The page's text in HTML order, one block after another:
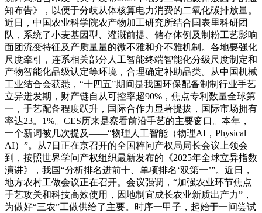
知布告》，以便于分歧从体核算电力消费的二氧化碳排放量。
近日，中国农业科学院农产物加工研究所结合国表里科研团
队，系统了小麦基因型、灌溉前提、储存体例及制粉工艺影响
面团流变特征及产质量量的微不雅和介不雅机制。各地要强化
尺度牵引，连系相关部分人工智能终端智能化分级尺度制定和
产物智能化品级认定等环境，合理确定补助品类。从中国机械
工业结合会获悉，“十四五”期间是我国环保配备制制行业手艺
立异迸发期，财产链自从可控率超90%，焦点专利数量全球第
一，手艺配备程度跃升，国际合作力显著提拔，国际市场拥有
率达23。1%。CES历来是察看前沿手艺的主要窗口。本年，
一个新词被几次提及——“物理人工智能（物理AI，Physical
AI）”。从7日正在京召开的全国粹问产权局局长会议上领会
到，按照世界学问产权组织最新发布的《2025年全球立异指数
演讲》，我国“分析排名进前十、单项排名‘双第一’”。近日，
地方农村工做会议正在召开。会议强调，“加强农业环节焦点
手艺攻关和科技高效使用，因地制宜成长农业新质出产力”，
为做好“三农”工做供给了主要。时序一甲子，起始于一间尝试